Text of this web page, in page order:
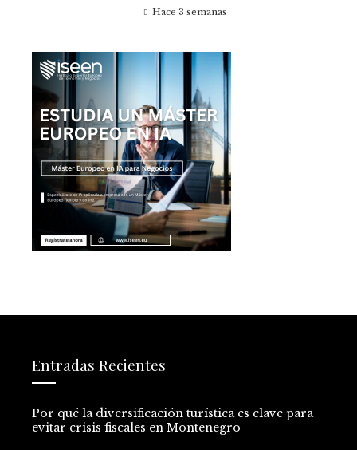
Hace 3 semanas
Entradas Recientes
Por qué la diversificación turística es clave para
evitar crisis fiscales en Montenegro